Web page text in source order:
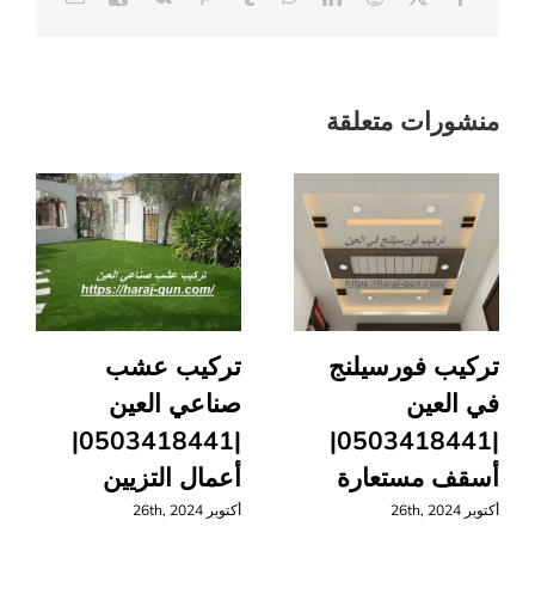
منشورات متعلقة
تركيب فورسيلنج
في العين
|0503418441|
أسقف مستعارة
أكتوبر 26th, 2024
تركيب عشب
صناعي العين
|0503418441|
أعمال التزيين
أكتوبر 26th, 2024